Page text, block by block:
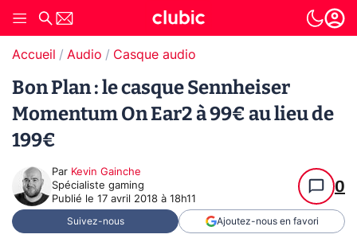
Accueil Audio Casque audio
Bon Plan : le casque Sennheiser
Momentum On Ear2 à 99€ au lieu de
199€
Par Kevin Gainche
Spécialiste gaming
Publié le 17 avril 2018 à 18h11
0
Suivez-nous Ajoutez-nous en favori